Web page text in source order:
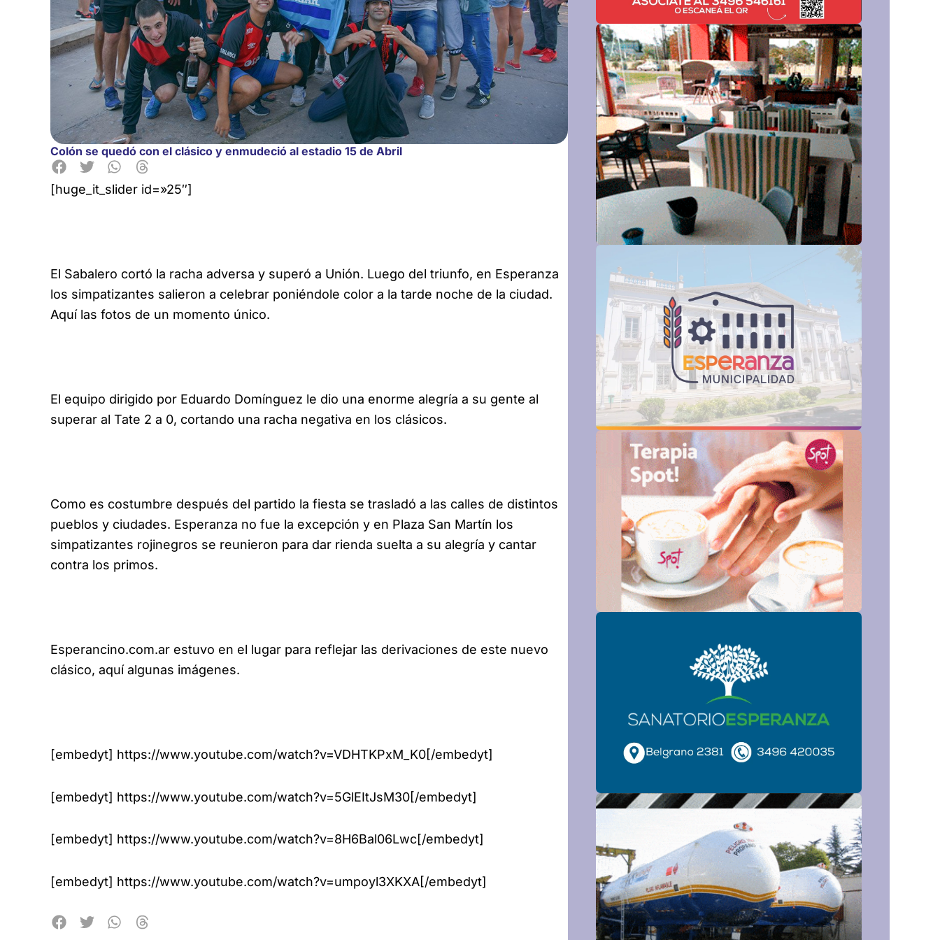
Colón se quedó con el clásico y enmudeció al estadio 15 de Abril
[huge_it_slider id=»25″]
El Sabalero cortó la racha adversa y superó a Unión. Luego del triunfo, en Esperanza
los simpatizantes salieron a celebrar poniéndole color a la tarde noche de la ciudad.
Aquí las fotos de un momento único.
El equipo dirigido por Eduardo Domínguez le dio una enorme alegría a su gente al
superar al Tate 2 a 0, cortando una racha negativa en los clásicos.
Como es costumbre después del partido la fiesta se trasladó a las calles de distintos
pueblos y ciudades. Esperanza no fue la excepción y en Plaza San Martín los
simpatizantes rojinegros se reunieron para dar rienda suelta a su alegría y cantar
contra los primos.
Esperancino.com.ar estuvo en el lugar para reflejar las derivaciones de este nuevo
clásico, aquí algunas imágenes.
[embedyt] https://www.youtube.com/watch?v=VDHTKPxM_K0[/embedyt]
[embedyt] https://www.youtube.com/watch?v=5GlEItJsM30[/embedyt]
[embedyt] https://www.youtube.com/watch?v=8H6Bal06Lwc[/embedyt]
[embedyt] https://www.youtube.com/watch?v=umpoyl3XKXA[/embedyt]